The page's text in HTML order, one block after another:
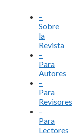
–
Sobre
la
Revista
–
Para
Autores
–
Para
Revisores
–
Para
Lectores